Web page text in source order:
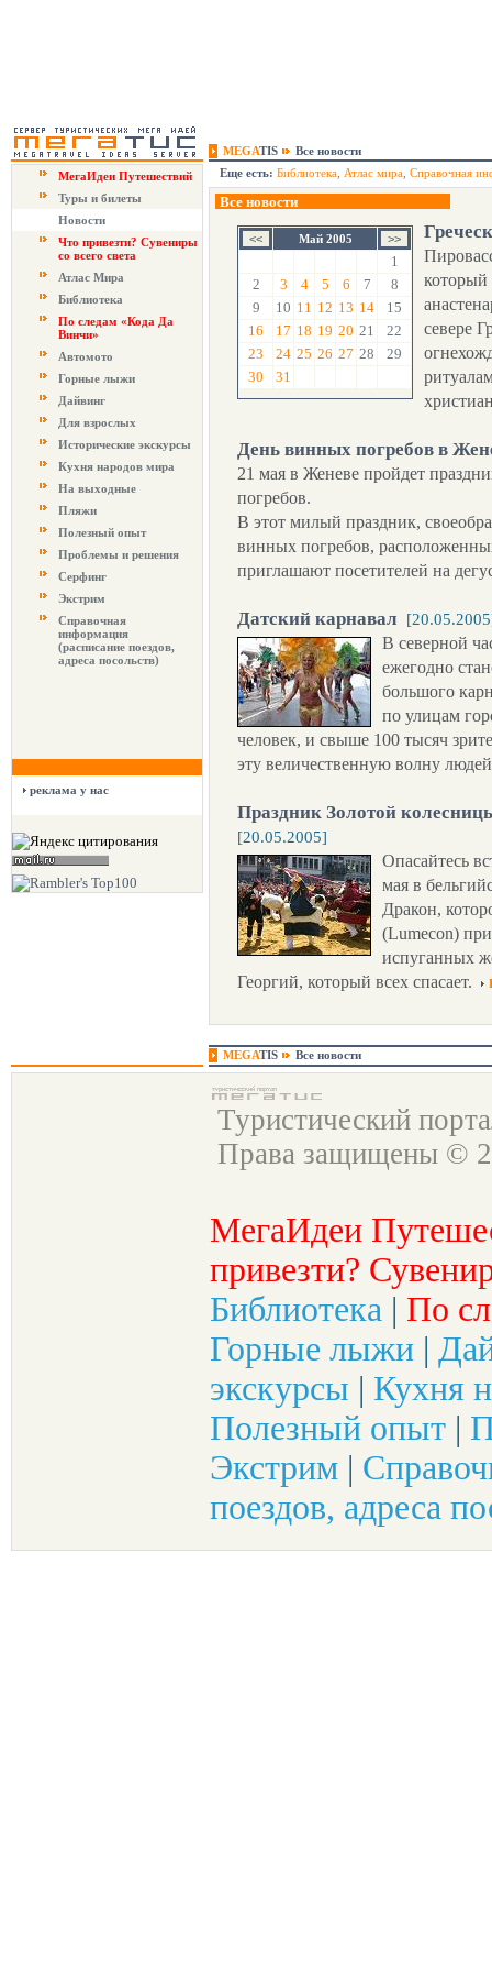
MEGATIS
Все новости
МегаИдеи Путешествий
Туры и билеты
Новости
Что привезти? Сувениры
со всего света
Атлас Мира
Библиотека
По следам «Кода Да
Винчи»
Автомото
Горные лыжи
Дайвинг
Для взрослых
Исторические экскурсы
Кухня народов мира
На выходные
Пляжи
Полезный опыт
Проблемы и решения
Серфинг
Экстрим
Справочная
информация
(расписание поездов,
адреса посольств)
реклама у нас
Еще есть: Библиотека Атлас мира Справочная
Все новости
Май 2005
1
2
3 4 5 6 7
8
9
10 11 12 13 14
15
16
17 18 19 20 21
22
23
24 25 26 27 28
29
30
31
который
севере
День винных погребов в
21 мая в Женеве пройдет
погребов.
В этот милый праздник,
винных погребов,
приглашают посетителей на
Датский карнавал
В северной
ежегодно
большого
по улицам
человек, и свыше 100 тысяч
эту величественную волну
Праздник Золотой
[20.05.2005]
Опасайтесь
мая в
Дракон,
(Lumecon)
испуганных
Георгий, который всех спасает.
MEGATIS Все новости
Туристический
Права защищены ©
МегаИдеи
привезти?
Библиотека | По
Горные лыжи |
экскурсы | Кухня
Полезный опыт |
Экстрим |
поездов, адреса